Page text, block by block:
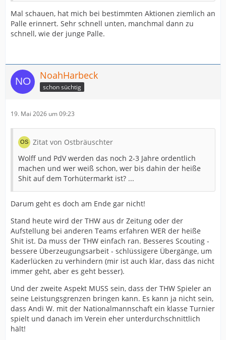
Mal schauen, hat mich bei bestimmten Aktionen ziemlich an
Palle erinnert. Sehr schnell unten, manchmal dann zu
schnell, wie der junge Palle.
NoahHarbeck
schon süchtig
19. Mai 2026 um 09:23
Zitat von Ostbräuschter
Wolff und PdV werden das noch 2-3 Jahre ordentlich
machen und wer weiß schon, wer bis dahin der heiße
Shit auf dem Torhütermarkt ist? ...
Darum geht es doch am Ende gar nicht!
Stand heute wird der THW aus dr Zeitung oder der
Aufstellung bei anderen Teams erfahren WER der heiße
Shit ist. Da muss der THW einfach ran. Besseres Scouting -
bessere Überzeugungsarbeit - schlüssigere Übergänge, um
Kaderlücken zu verhindern (mir ist auch klar, dass das nicht
immer geht, aber es geht besser).
Und der zweite Aspekt MUSS sein, dass der THW Spieler an
seine Leistungsgrenzen bringen kann. Es kann ja nicht sein,
dass Andi W. mit der Nationalmannschaft ein klasse Turnier
spielt und danach im Verein eher unterdurchschnittlich
hält!